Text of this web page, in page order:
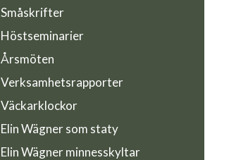
Småskrifter
Höstseminarier
Årsmöten
Verksamhetsrapporter
Väckarklockor
Elin Wägner som staty
Elin Wägner minnesskyltar